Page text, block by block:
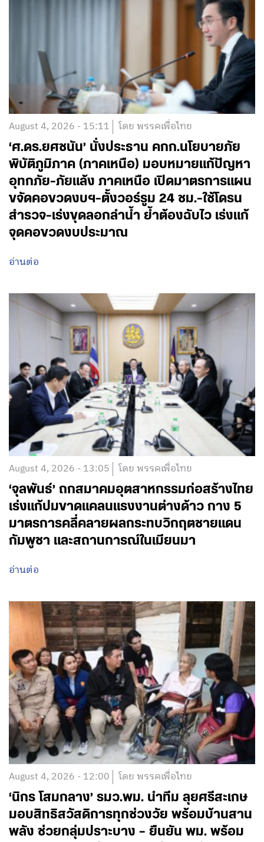
August 4, 2026 - 15:11 โดย พรรคเพื่อไทย
‘ศ.ดร.ยศชนัน’ นั่งประธาน คกก.นโยบายภัย
พิบัติภูมิภาค (ภาคเหนือ) มอบหมายแก้ปัญหา
อุทกภัย-ภัยแล้ง ภาคเหนือ เปิดมาตรการแผน
ขจัดคอขวดงบฯ-ตั้งวอร์รูม 24 ชม.-ใช้โดรน
สำรวจ-เร่งขุดลอกลำน้ำ ย้ำต้องฉับไว เร่งแก้
จุดคอขวดงบประมาณ
อ่านต่อ
August 4, 2026 - 13:05 โดย พรรคเพื่อไทย
‘จุลพันธ์’ ถกสมาคมอุตสาหกรรมก่อสร้างไทย
เร่งแก้ปมขาดแคลนแรงงานต่างด้าว กาง 5
มาตรการคลี่คลายผลกระทบวิกฤตชายแดน
กัมพูชา และสถานการณ์ในเมียนมา
อ่านต่อ
August 4, 2026 - 12:00 โดย พรรคเพื่อไทย
‘นิกร โสมกลาง’ รมว.พม. นำทีม ลุยศรีสะเกษ
มอบสิทธิสวัสดิการทุกช่วงวัย พร้อมบ้านสาน
พลัง ช่วยกลุ่มปราะบาง – ยืนยัน พม. พร้อม